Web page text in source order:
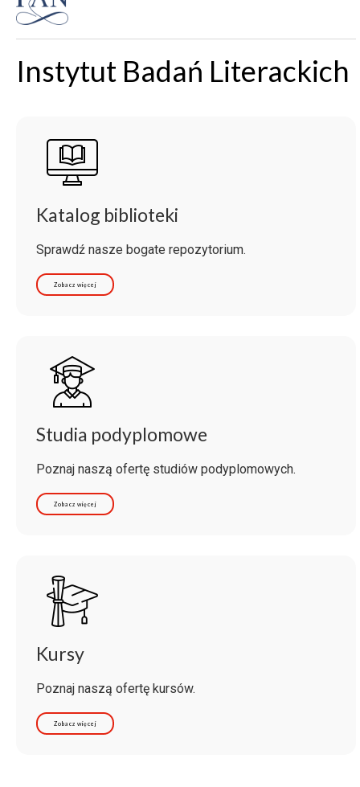
Instytut Badań Literackich
Katalog biblioteki
Sprawdź nasze bogate repozytorium.
Zobacz więcej
Studia podyplomowe
Poznaj naszą ofertę studiów podyplomowych.
Zobacz więcej
Kursy
Poznaj naszą ofertę kursów.
Zobacz więcej